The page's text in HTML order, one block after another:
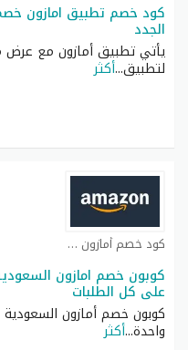
الجدد
يأتي تطبيق أمازون مع عرض
لتطبيق...أكثر
كود خصم أمازون كوبون
على كل الطلبات
واحدة...أكثر